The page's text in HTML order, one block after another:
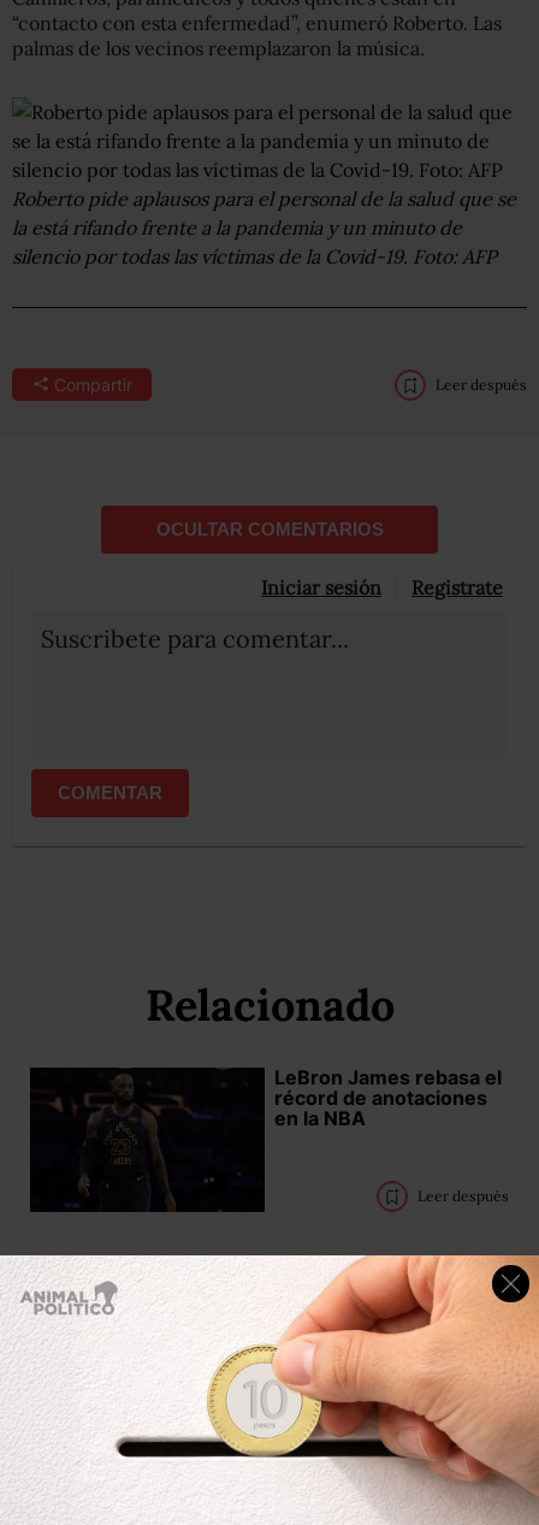
“contacto con esta enfermedad”, enumeró Roberto. Las
palmas de los vecinos reemplazaron la música.
Roberto pide aplausos para el personal de la salud que se
la está rifando frente a la pandemia y un minuto de
silencio por todas las víctimas de la Covid-19. Foto: AFP
Compartir Leer después
OCULTAR COMENTARIOS
Iniciar sesión Registrate
Suscribete para comentar...
COMENTAR
Relacionado
LeBron James rebasa el
récord de anotaciones
en la NBA
Leer después
MLS: Messi, James y
Müller, la liga tiene
sorpresas con sus
estrellas
Leer después
Trump "homenajea" a
Messi y habla de CR7 y